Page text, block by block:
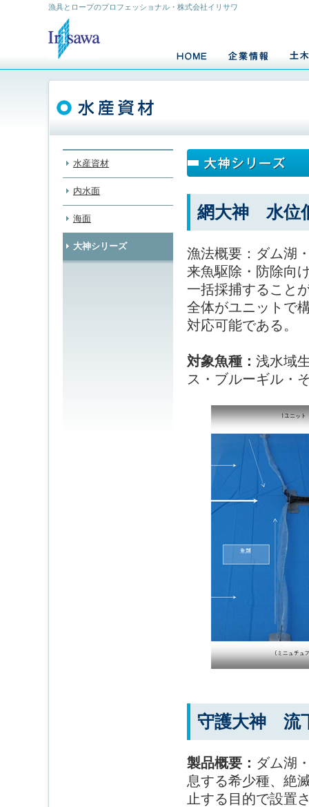
漁具とロープのプロフェッショナル・株式会社イリサワ
水産資材
内水面
海面
大神シリーズ
網大神 水位
漁法概要：ダム湖
来魚駆除・防除向
一括採捕すること
全体がユニットで
対応可能である。
対象魚種： 浅水域
ス・ブルーギル・
守護大神 流
製品概要： ダム湖
息する希少種、絶
止する目的で設置